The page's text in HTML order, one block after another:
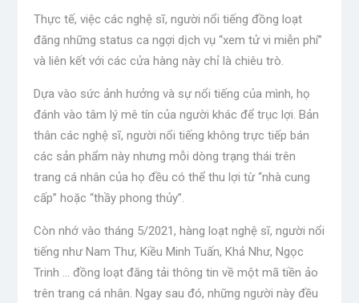
Thực tế, việc các nghệ sĩ, người nổi tiếng đồng loạt
đăng những status ca ngợi dịch vụ “xem tử vi miễn phí”
và liên kết với các cửa hàng này chỉ là chiêu trò.
Dựa vào sức ảnh hưởng và sự nổi tiếng của mình, họ
đánh vào tâm lý mê tín của người khác để trục lợi. Bản
thân các nghệ sĩ, người nổi tiếng không trực tiếp bán
các sản phẩm này nhưng mỗi dòng trạng thái trên
trang cá nhân của họ đều có thể thu lợi từ “nhà cung
cấp” hoặc “thầy phong thủy”.
Còn nhớ vào tháng 5/2021, hàng loạt nghệ sĩ, người nổi
tiếng như Nam Thư, Kiều Minh Tuấn, Khả Như, Ngọc
Trinh … đồng loạt đăng tải thông tin về một mã tiền ảo
trên trang cá nhân. Ngay sau đó, những người này đều